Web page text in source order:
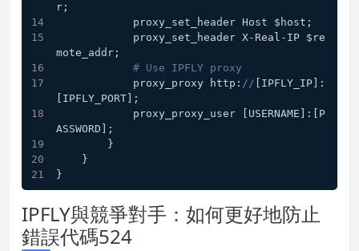
r;
            proxy_set_header Host $host;
mote_addr;
# Use IPFLY proxy
            proxy_proxy http:
// [IPFLY_IP]:
[IPFLY_PORT];
ASSWORD];
        }
    }
}
IPFLY與競爭對手：如何更好地防止
錯誤代碼524